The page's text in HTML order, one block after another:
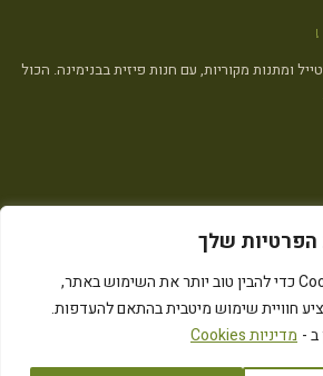
הפרטיות שלך
אנו משתמשים ב Cookies כדי להבין טוב יותר את השימוש באתר,
חוויית שימוש מיטבית בהתאם להעדפות.
ב - מדיניות Cookies
ומתנות מקוריות, עם חנות פיזית בבנימינה. הכול
· מדיניות העוגיות (״Cookies״) · תקנון האתר
Instagramהמחירים כוללים מע״מ